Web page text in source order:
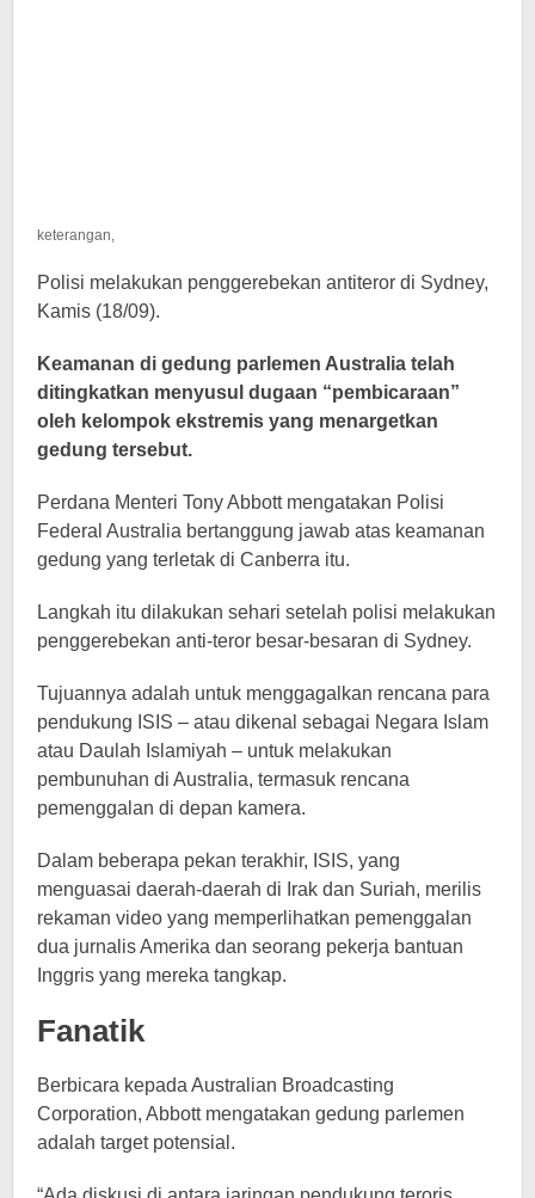
keterangan,
Polisi melakukan penggerebekan antiteror di Sydney,
Kamis (18/09).
Keamanan di gedung parlemen Australia telah
ditingkatkan menyusul dugaan “pembicaraan”
oleh kelompok ekstremis yang menargetkan
gedung tersebut.
Perdana Menteri Tony Abbott mengatakan Polisi
Federal Australia bertanggung jawab atas keamanan
gedung yang terletak di Canberra itu.
Langkah itu dilakukan sehari setelah polisi melakukan
penggerebekan anti-teror besar-besaran di Sydney.
Tujuannya adalah untuk menggagalkan rencana para
pendukung ISIS – atau dikenal sebagai Negara Islam
atau Daulah Islamiyah – untuk melakukan
pembunuhan di Australia, termasuk rencana
pemenggalan di depan kamera.
Dalam beberapa pekan terakhir, ISIS, yang
menguasai daerah-daerah di Irak dan Suriah, merilis
rekaman video yang memperlihatkan pemenggalan
dua jurnalis Amerika dan seorang pekerja bantuan
Inggris yang mereka tangkap.
Fanatik
Berbicara kepada Australian Broadcasting
Corporation, Abbott mengatakan gedung parlemen
adalah target potensial.